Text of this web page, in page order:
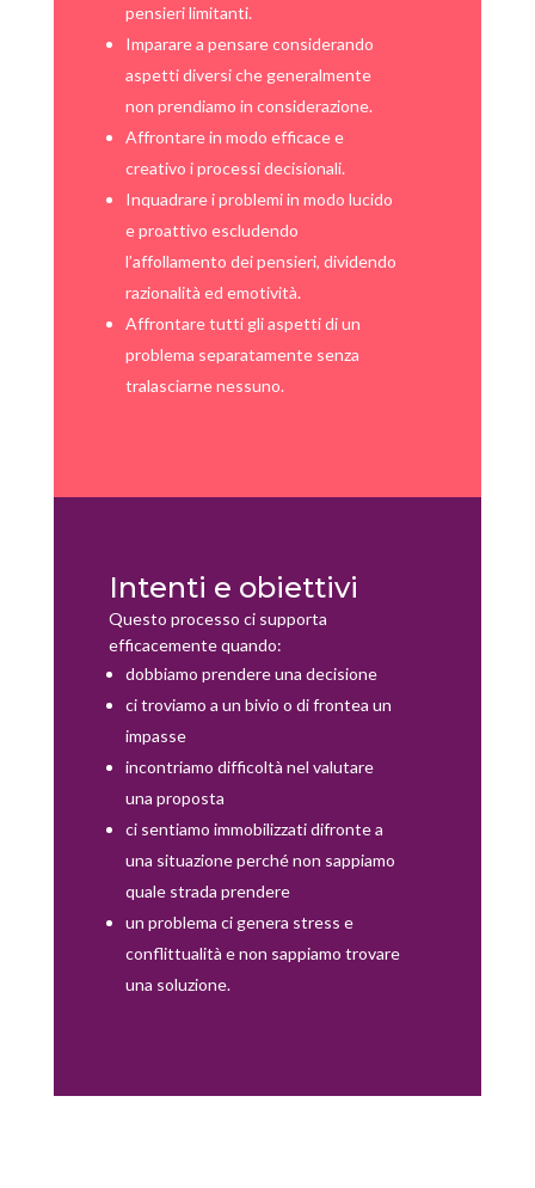
pensieri limitanti.
Imparare a pensare considerando
aspetti diversi che generalmente
non prendiamo in considerazione.
Affrontare in modo efficace e
creativo i processi decisionali.
Inquadrare i problemi in modo lucido
e proattivo escludendo
l’affollamento dei pensieri, dividendo
razionalità ed emotività.
Affrontare tutti gli aspetti di un
problema separatamente senza
tralasciarne nessuno.
Intenti e obiettivi
Questo processo ci supporta
efficacemente quando:
dobbiamo prendere una decisione
ci troviamo a un bivio o di frontea un
impasse
incontriamo difficoltà nel valutare
una proposta
ci sentiamo immobilizzati difronte a
una situazione perché non sappiamo
quale strada prendere
un problema ci genera stress e
conflittualità e non sappiamo trovare
una soluzione.